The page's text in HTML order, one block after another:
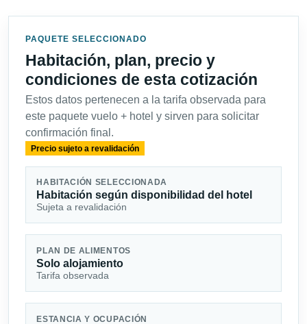
PAQUETE SELECCIONADO
Habitación, plan, precio y
condiciones de esta cotización
Estos datos pertenecen a la tarifa observada para
este paquete vuelo + hotel y sirven para solicitar
confirmación final.
Precio sujeto a revalidación
HABITACIÓN SELECCIONADA
Habitación según disponibilidad del hotel
Sujeta a revalidación
PLAN DE ALIMENTOS
Solo alojamiento
Tarifa observada
ESTANCIA Y OCUPACIÓN